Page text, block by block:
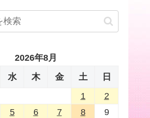
2026年8月
水 木 金 土
日
1
2
5 6 7 8
9